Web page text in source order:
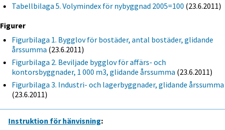
Tabellbilaga 5. Volymindex för nybyggnad 2005=100 (23.6.2011)
Figurer
Figurbilaga 1. Bygglov för bostäder, antal bostäder, glidande
årssumma (23.6.2011)
Figurbilaga 2. Beviljade bygglov för affärs- och
kontorsbyggnader, 1 000 m3, glidande årssumma (23.6.2011)
Figurbilaga 3. Industri- och lagerbyggnader, glidande årssumma
(23.6.2011)
Instruktion för hänvisning: